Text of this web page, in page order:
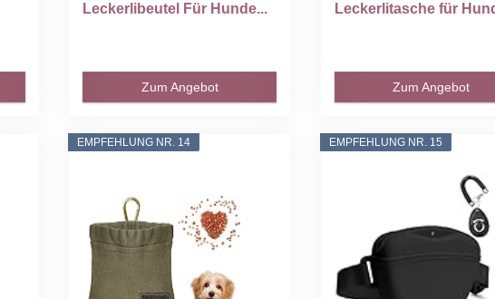
Leckerlibeutel Für Hunde...
Zum Angebot
Leckerlitasche für
Zum Angebot
EMPFEHLUNG NR. 14 EMPFEHLUNG NR. 15